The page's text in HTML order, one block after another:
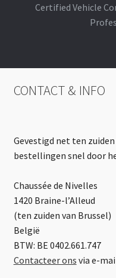
Certified Vehicle
CONTACT & INFO
Gevestigd net ten
bestellingen snel door
Chaussée de Nivelles
1420 Braine-l’Alleud
(ten zuiden van Brussel)
België
BTW: BE 0402.661.747
Contacteer ons via e-